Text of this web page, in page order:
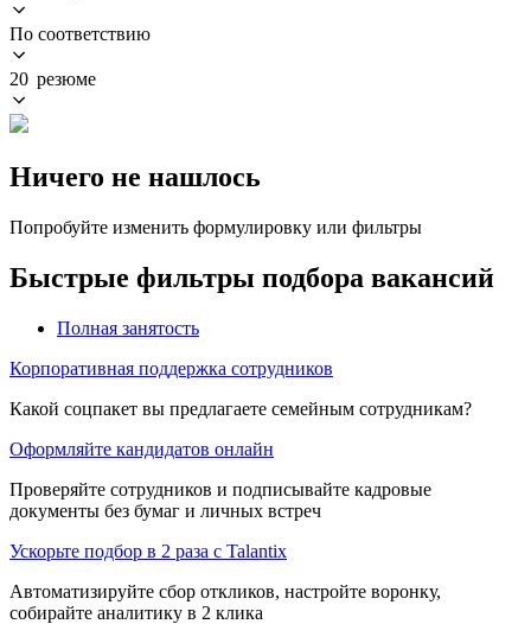
По соответствию
20 резюме
Ничего не нашлось
Попробуйте изменить формулировку или фильтры
Быстрые фильтры подбора вакансий
Полная занятость
Корпоративная поддержка сотрудников
Какой соцпакет вы предлагаете семейным сотрудникам?
Оформляйте кандидатов онлайн
Проверяйте сотрудников и подписывайте кадровые
документы без бумаг и личных встреч
Ускорьте подбор в 2 раза с Talantix
Автоматизируйте сбор откликов, настройте воронку,
собирайте аналитику в 2 клика